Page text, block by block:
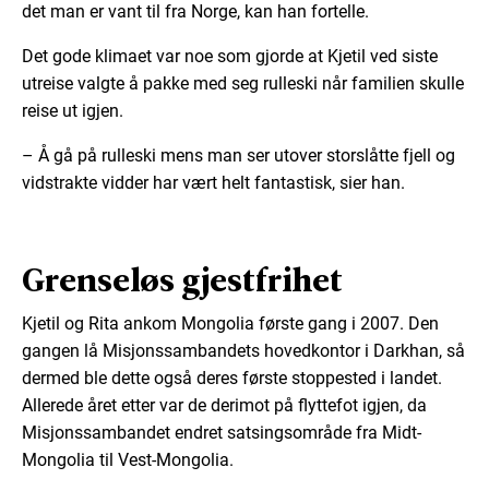
det man er vant til fra Norge, kan han fortelle.
Det gode klimaet var noe som gjorde at Kjetil ved siste
utreise valgte å pakke med seg rulleski når familien skulle
reise ut igjen.
– Å gå på rulleski mens man ser utover storslåtte fjell og
vidstrakte vidder har vært helt fantastisk, sier han.
Grenseløs gjestfrihet
Kjetil og Rita ankom Mongolia første gang i 2007. Den
gangen lå Misjonssambandets hovedkontor i Darkhan, så
dermed ble dette også deres første stoppested i landet.
Allerede året etter var de derimot på flyttefot igjen, da
Misjonssambandet endret satsingsområde fra Midt-
Mongolia til Vest-Mongolia.